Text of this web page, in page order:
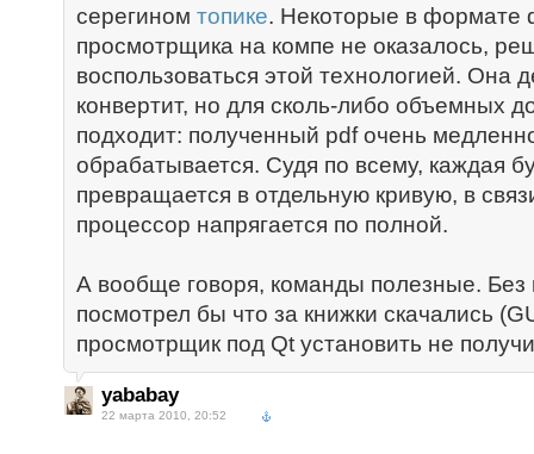
серегином топике. Некоторые в формате
просмотрщика на компе не оказалось,
воспользоваться этой технологией. Она
конвертит, но для сколь-либо объемных
подходит: полученный pdf очень
обрабатывается. Судя по всему, каждая
превращается в отдельную кривую, в
процессор напрягается по полной.
А вообще говоря, команды полезные. Без
посмотрел бы что за книжки скачались
просмотрщик под Qt установить не
yababay
22 марта 2010, 20:52